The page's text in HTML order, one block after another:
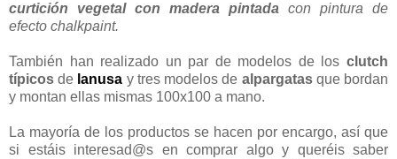
curtición vegetal con madera pintada con pintura de
efecto chalkpaint.
También han realizado un par de modelos de los clutch
típicosde lanusa y tres modelos de alpargatas que bordan
y montan ellas mismas 100x100 a mano.
La mayoría de los productos se hacen por encargo, así que
si estáis interesad@s en comprar algo y queréis saber